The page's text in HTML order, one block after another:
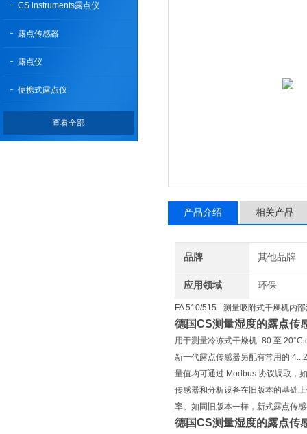
CS instruments露点仪
露点传感器
露点仪
便携式露点仪
查看全部
产品介绍 相关产品
品牌 其他品牌
应用领域 环保
FA 510/515 - 测量吸附式干燥机内
德国CS测量湿度的露点传
用于测量冷冻式干燥机 -80 至
新一代露点传感器另配有常用的
量值均可通过 Modbus 协议调取，
传感器和分析设备在旧版本的基础
率。如同旧版本一样，新式露点传
德国CS测量湿度的露点传